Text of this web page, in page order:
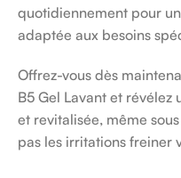
quotidiennement pour
adaptée aux besoins
Offrez-vous dès
B5 Gel Lavant et
et revitalisée, même
pas les irritations freiner